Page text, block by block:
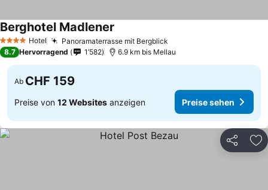
4 Sterne Hotel Panoramaterrasse mit Bergblick
Berghotel Madlener
8.7 Hervorragend 1’582 6.9 km bis Mellau
Ab CHF 159
Preise von 12 Websites anzeigen Preise sehen
Teilen